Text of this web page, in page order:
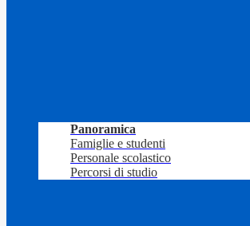
Panoramica
Famiglie e studenti
Personale scolastico
Percorsi di studio